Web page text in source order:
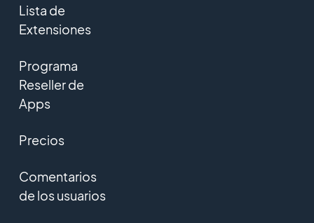
Lista de
Extensiones
Programa
Reseller de
Apps
Precios
Comentarios
de los usuarios